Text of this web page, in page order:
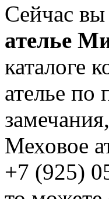
Сейчас вы
ателье
каталоге
ателье
Меховое
+7 (925)